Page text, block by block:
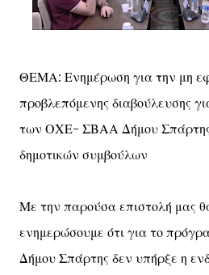
ΘΕΜΑ: Ενημέρωση για την μη
προβλεπόμενης διαβούλευσης
των ΟΧΕ- ΣΒΑΑ Δήμου
δημοτικών συμβούλων
Με την παρούσα επιστολή μας
ενημερώσουμε ότι για το
Δήμου Σπάρτης δεν υπήρξε η